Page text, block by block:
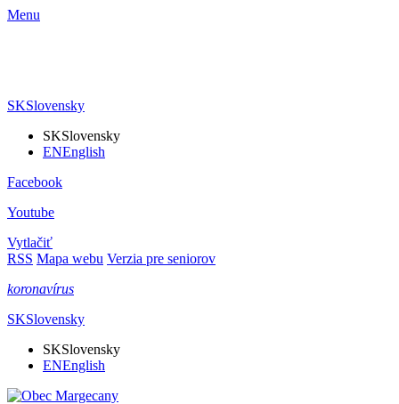
Menu
SKSlovensky
SKSlovensky
ENEnglish
Facebook
Youtube
Vytlačiť
RSS Mapa webu Verzia pre seniorov
koronavírus
SKSlovensky
SKSlovensky
ENEnglish